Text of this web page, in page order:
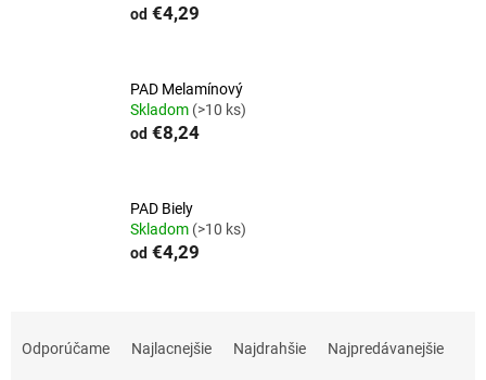
od €4,29
PAD Melamínový
Skladom (>10 ks)
od €8,24
PAD Biely
Skladom (>10 ks)
od €4,29
Odporúčame Najlacnejšie Najdrahšie Najpredávanejšie